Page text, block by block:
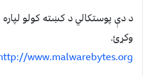
د دې پوستکالي د کښته کولو
وکړئ.
www.malwarebytes.org